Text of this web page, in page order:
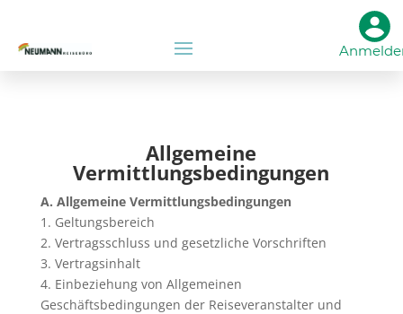
Allgemeine
Vermittlungsbedingungen
A. Allgemeine Vermittlungsbedingungen
1. Geltungsbereich
2. Vertragsschluss und gesetzliche Vorschriften
3. Vertragsinhalt
4. Einbeziehung von Allgemeinen
Geschäftsbedingungen der Reiseveranstalter und